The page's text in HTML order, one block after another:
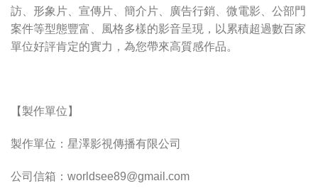
訪、形象片、宣傳片、簡介片、廣告行銷、微電影、公部門
案件等型態豐富、風格多樣的影音呈現，以累積超過數百家
單位好評肯定的實力，為您帶來高質感作品。
【製作單位】
製作單位：星澤影視傳播有限公司
公司信箱： worldsee89@gmail.com